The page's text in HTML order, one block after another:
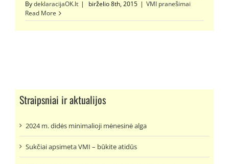
BydeklaracijaOK.lt | birželio 8th, 2015 | VMI pranešimai
Read More
Straipsniai ir aktualijos
2024 m. didės minimalioji mėnesinė alga
Sukčiai apsimeta VMI – būkite atidūs